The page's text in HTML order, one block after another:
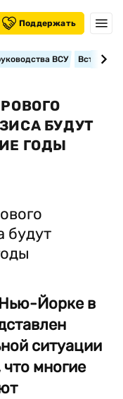
Поддержать
ВСУ
БУДУТ
ГОДЫ
Йорке в
ситуации
многие